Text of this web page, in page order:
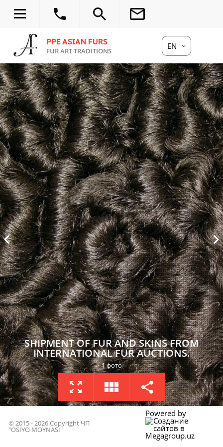
EN
PPE ASIAN FURS
FUR ART TRADITIONS
НА ВЕСЬ ЭКРАНМИНИАТЮРЫПОДЕЛИТСЯ
SHIPMENT OF FUR AND SKINS FROM
INTERNATIONAL FUR AUCTIONS.
1 фото
© 2015 - 2026 Copyright ЧП
"OSIYO MOYNASI"
Powered by